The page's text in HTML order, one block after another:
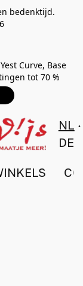
bedenktijd.
Curve, Base
tot 70 %
NL
DE